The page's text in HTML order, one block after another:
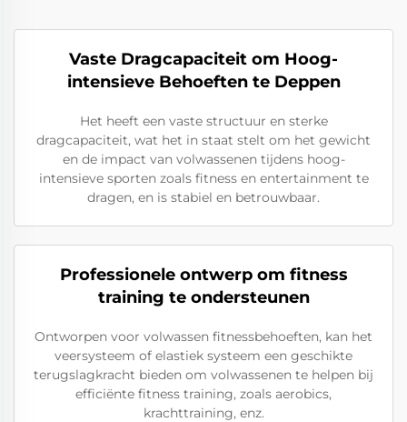
Vaste Dragcapaciteit om Hoog-
intensieve Behoeften te Deppen
Het heeft een vaste structuur en sterke
dragcapaciteit, wat het in staat stelt om het gewicht
en de impact van volwassenen tijdens hoog-
intensieve sporten zoals fitness en entertainment te
dragen, en is stabiel en betrouwbaar.
Professionele ontwerp om fitness
training te ondersteunen
Ontworpen voor volwassen fitnessbehoeften, kan het
veersysteem of elastiek systeem een geschikte
terugslagkracht bieden om volwassenen te helpen bij
efficiënte fitness training, zoals aerobics,
krachttraining, enz.